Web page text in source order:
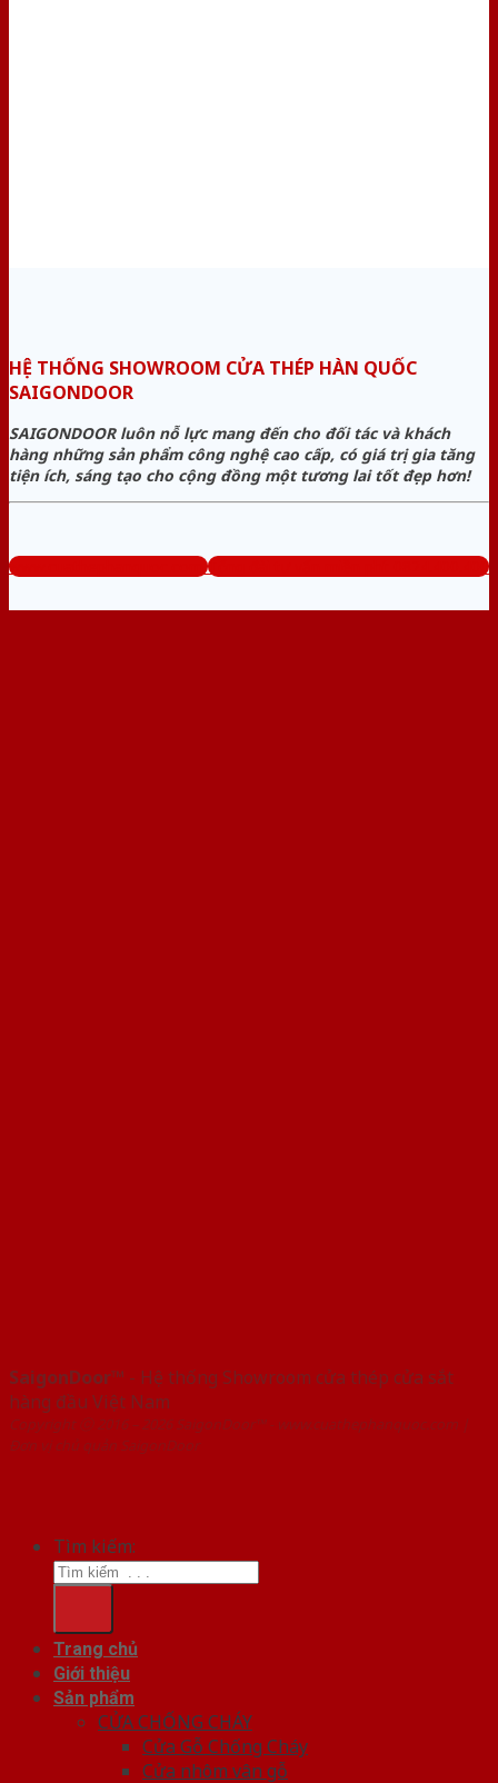
HỆ THỐNG SHOWROOM CỬA THÉP HÀN QUỐC
SAIGONDOOR
SAIGONDOOR luôn nỗ lực mang đến cho đối tác và khách
hàng những sản phẩm công nghệ cao cấp, có giá trị gia tăng
tiện ích, sáng tạo cho cộng đồng một tương lai tốt đẹp hơn!
www.cuathephanquoc.com Tổng đài tư vấn miễn phí: 0824.400.400
SaigonDoor™ - Hệ thống Showroom cửa thép cửa sắt
hàng đầu Việt Nam
Copyright ⓒ 2016 – 2026 SaigonDoor™ - www.cuathephanquoc.com |
Đơn vị chủ quản SaigonDoor
Tìm kiếm:
Trang chủ
Giới thiệu
Sản phẩm
CỬA CHỐNG CHÁY
Cửa Gỗ Chống Cháy
Cửa nhôm vân gỗ